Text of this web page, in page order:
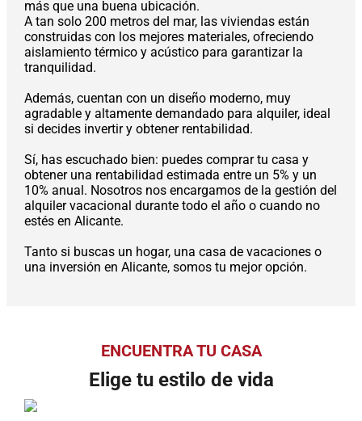
A tan solo 200 metros del mar, las viviendas están
construidas con los mejores materiales, ofreciendo
aislamiento térmico y acústico para garantizar la
tranquilidad.
Además, cuentan con un diseño moderno, muy
agradable y altamente demandado para alquiler, ideal
si decides invertir y obtener rentabilidad.
Sí, has escuchado bien: puedes comprar tu casa y
obtener una rentabilidad estimada entre un 5% y un
10% anual. Nosotros nos encargamos de la gestión del
alquiler vacacional durante todo el año o cuando no
estés en Alicante.
Tanto si buscas un hogar, una casa de vacaciones o
una inversión en Alicante, somos tu mejor opción.
más que una buena ubicación.
ENCUENTRA TU CASA
Elige tu estilo de vida